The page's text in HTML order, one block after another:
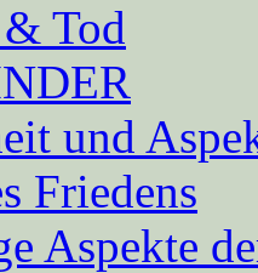
Tod
und
Friedens
Aspekte